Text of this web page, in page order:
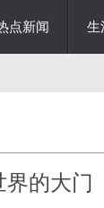
点新闻 生
的大门